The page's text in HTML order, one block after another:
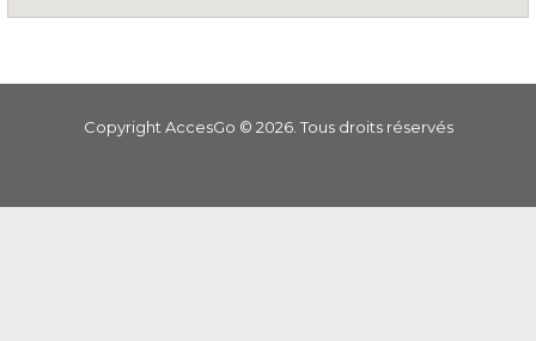
Copyright AccesGo © 2026. Tous droits réservés